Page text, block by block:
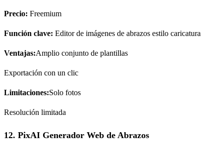
Precio: Freemium
Función clave: Editor de imágenes de abrazos estilo caricatura
Ventajas:Amplio conjunto de plantillas
Exportación con un clic
Limitaciones:Solo fotos
Resolución limitada
12. PixAI Generador Web de Abrazos